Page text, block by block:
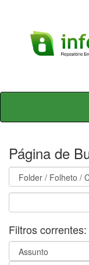
Skip
Página de
Filtros correntes: